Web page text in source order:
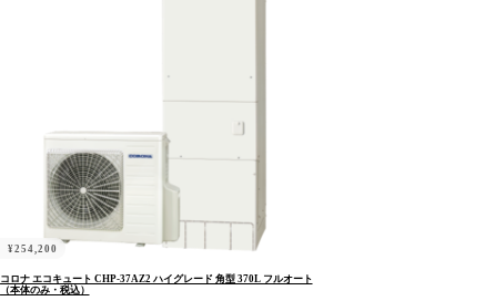
¥254,200
コロナ エコキュート CHP-37AZ2 ハイグレード 角型 370L フルオート
（本体のみ・税込）